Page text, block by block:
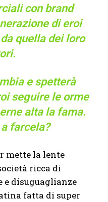
con brand
di eroi
quella dei loro
e spetterà
seguire le orme
alta la fama.
farcela?
mette la lente
ricca di
e disuguaglianze
fatta di super